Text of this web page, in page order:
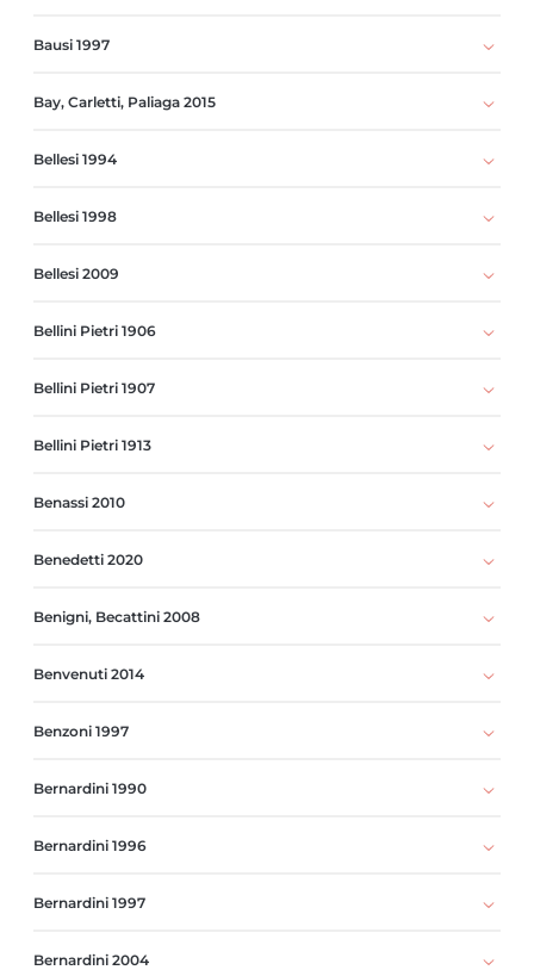
Bausi 1997
Bay, Carletti, Paliaga 2015
Bellesi 1994
Bellesi 1998
Bellesi 2009
Bellini Pietri 1906
Bellini Pietri 1907
Bellini Pietri 1913
Benassi 2010
Benedetti 2020
Benigni, Becattini 2008
Benvenuti 2014
Benzoni 1997
Bernardini 1990
Bernardini 1996
Bernardini 1997
Bernardini 2004